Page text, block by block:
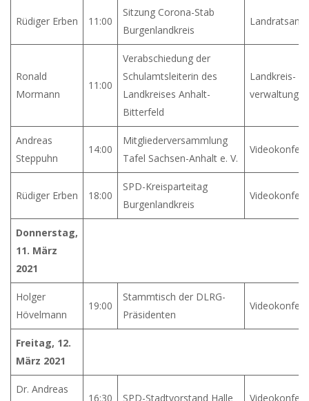
Rüdiger Erben 11:00
Sitzung Corona-Stab
Burgenlandkreis
Landratsamt
Ronald
Mormann
11:00
Verabschiedung der
Schulamtsleiterin des
Landkreises Anhalt-
Bitterfeld
Landkreis-
verwaltung
Andreas
Steppuhn
14:00
Mitgliederversammlung
Tafel Sachsen-Anhalt e. V.
Rüdiger Erben 18:00
SPD-Kreisparteitag
Burgenlandkreis
Donnerstag,
11. März
2021
Holger
Hövelmann
19:00
Stammtisch der DLRG-
Präsidenten
Freitag, 12.
März 2021
Dr. Andreas
16:30 SPD-Stadtvorstand Halle